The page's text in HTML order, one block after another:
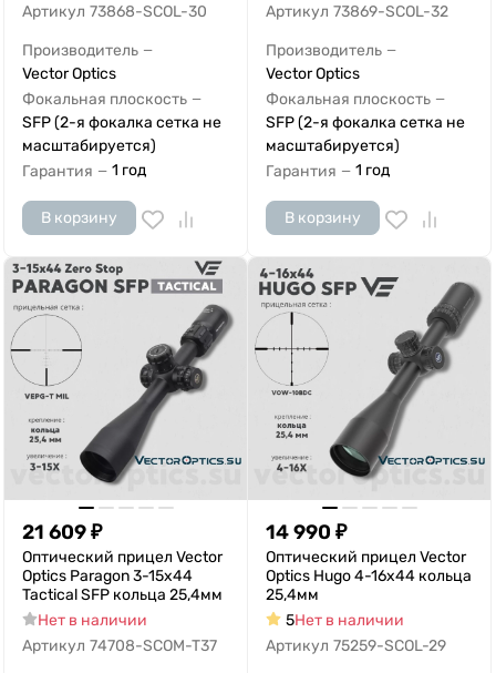
Артикул 73868-SCOL-30
Производитель —
Vector Optics
Фокальная плоскость —
SFP (2-я фокалка сетка не
масштабируется)
Гарантия — 1 год
В корзину
Артикул 73869-SCOL-32
Производитель —
Vector Optics
Фокальная плоскость —
SFP (2-я фокалка сетка не
масштабируется)
Гарантия — 1 год
В корзину
21 609₽
Оптический прицел Vector
Optics Paragon 3-15x44
Tactical SFP кольца 25,4мм
Нет в наличии
Артикул 74708-SCOM-T37
14 990 ₽
Оптический прицел Vector
Optics Hugo 4-16x44 кольца
25,4мм
5Нет в наличии
Артикул 75259-SCOL-29